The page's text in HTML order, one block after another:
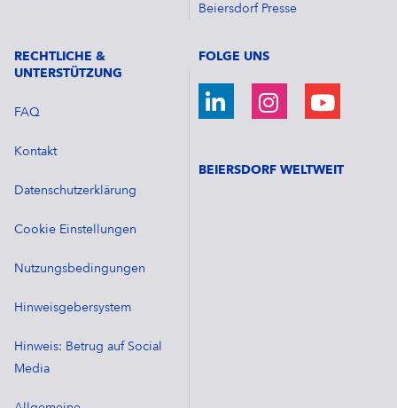
Beiersdorf Presse
RECHTLICHE &
UNTERSTÜTZUNG
FAQ
Kontakt
Datenschutzerklärung
Cookie Einstellungen
Nutzungsbedingungen
Hinweisgebersystem
Hinweis: Betrug auf Social
Media
FOLGE UNS
BEIERSDORF WELTWEIT